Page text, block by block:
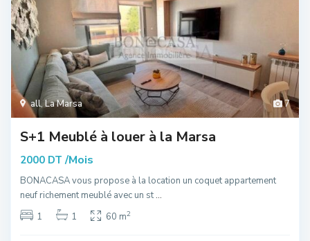
7
all,La Marsa
S+1 Meublé à louer à la Marsa
2000 DT /Mois
BONACASA vous propose à la location un coquet appartement
neuf richement meublé avec un st...
1
1 60 m2